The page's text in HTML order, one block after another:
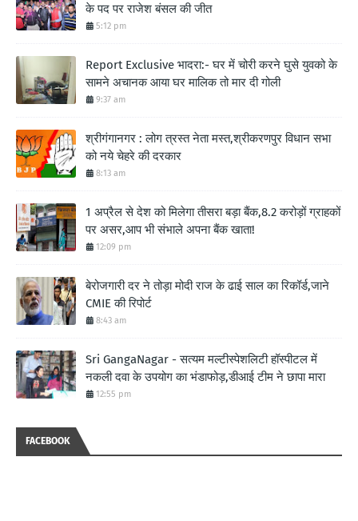
के पद पर राजेश बंसल की जीत
5:12 pm
Report Exclusive भादरा:- घर में चोरी करने घुसे युवको के
सामने अचानक आया घर मालिक तो मार दी गोली
9:37 am
श्रीगंगानगर : लोग त्रस्त नेता मस्त,श्रीकरणपुर विधान सभा
को नये चेहरे की दरकार
8:13 am
1 अप्रैल से देश को मिलेगा तीसरा बड़ा बैंक,8.2 करोड़ों ग्राहकों
पर असर,आप भी संभाले अपना बैंक खाता!
12:09 pm
बेरोजगारी दर ने तोड़ा मोदी राज के ढाई साल का रिकॉर्ड,जाने
CMIE की रिपोर्ट
8:43 am
Sri GangaNagar - सत्यम मल्टीस्पेशलिटी हॉस्पीटल में
नकली दवा के उपयोग का भंडाफोड़,डीआई टीम ने छापा मारा
12:55 pm
FACEBOOK